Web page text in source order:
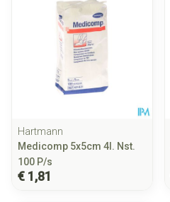
Hartmann
Medicomp 5x5cm 4l. Nst.
100 P/s
€ 1,81